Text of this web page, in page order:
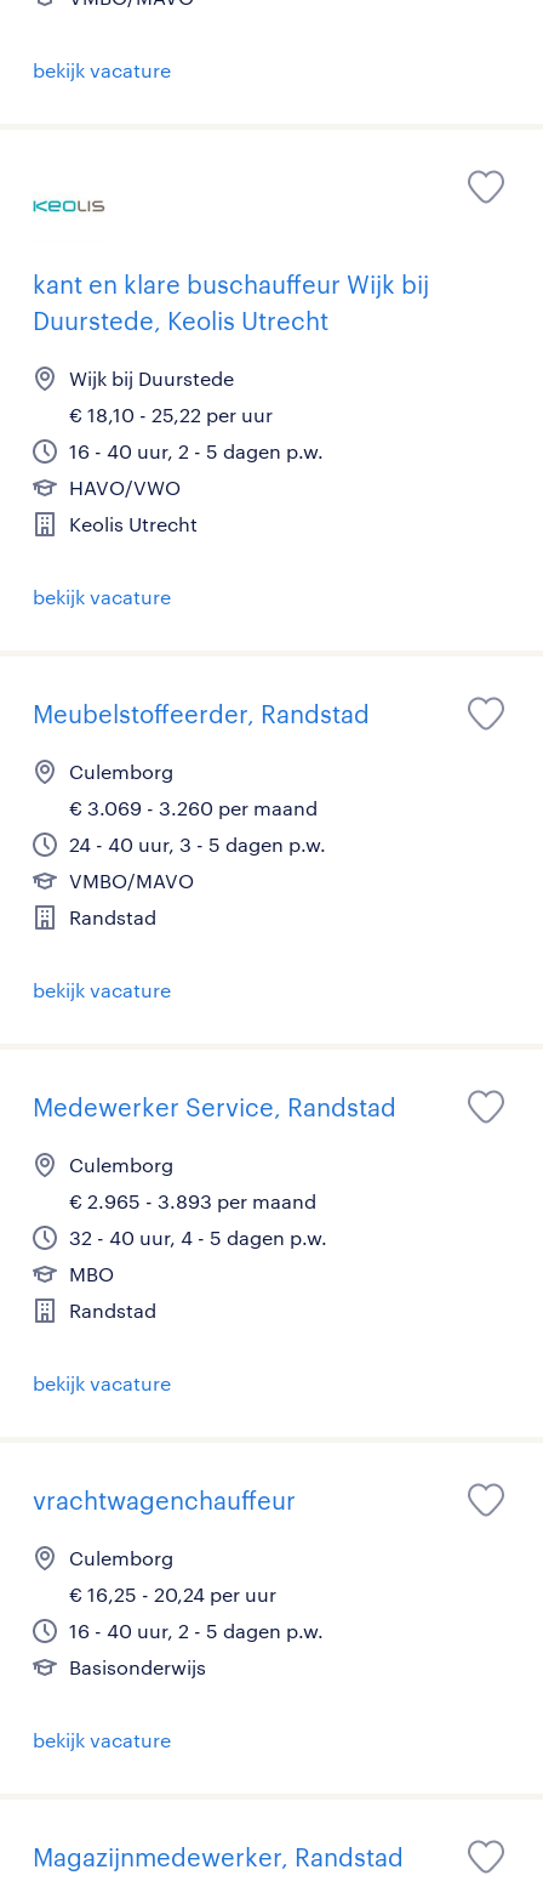
bekijk vacature
kant en klare buschauffeur Wijk bij
Duurstede, Keolis Utrecht
Wijk bij Duurstede
€ 18,10 - 25,22 per uur
16 - 40 uur, 2 - 5 dagen p.w.
HAVO/VWO
Keolis Utrecht
bekijk vacature
Meubelstoffeerder, Randstad
Culemborg
€ 3.069 - 3.260 per maand
24 - 40 uur, 3 - 5 dagen p.w.
VMBO/MAVO
Randstad
bekijk vacature
Medewerker Service, Randstad
Culemborg
€ 2.965 - 3.893 per maand
32 - 40 uur, 4 - 5 dagen p.w.
MBO
Randstad
bekijk vacature
vrachtwagenchauffeur
Culemborg
€ 16,25 - 20,24 per uur
16 - 40 uur, 2 - 5 dagen p.w.
Basisonderwijs
bekijk vacature
Magazijnmedewerker, Randstad